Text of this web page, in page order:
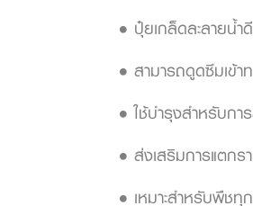
• ปุ๋ยเกล็ดละลายน้
• สามารถดูดซึมเข้าท
• ใช้บำรุงสำหรับก
• ส่งเสริมการแตกร
• เหมาะสำหรับพืชทุ